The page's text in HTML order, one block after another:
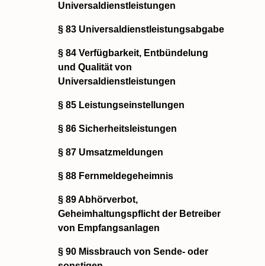
Universaldienstleistungen
§ 83 Universaldienstleistungsabgabe
§ 84 Verfügbarkeit, Entbündelung
und Qualität von
Universaldienstleistungen
§ 85 Leistungseinstellungen
§ 86 Sicherheitsleistungen
§ 87 Umsatzmeldungen
§ 88 Fernmeldegeheimnis
§ 89 Abhörverbot,
Geheimhaltungspflicht der Betreiber
von Empfangsanlagen
§ 90 Missbrauch von Sende- oder